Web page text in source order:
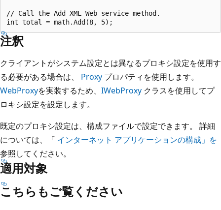
// Call the Add XML Web service method.
注釈
クライアントがシステム設定とは異なるプロキシ設定を使用す
る必要がある場合は、 Proxy プロパティを使用します。
WebProxyを実装するため、 IWebProxy クラスを使用してプ
ロキシ設定を設定します。
既定のプロキシ設定は、構成ファイルで設定できます。 詳細
については、「 インターネット アプリケーションの構成」を
参照してください。
適用対象
こちらもご覧ください